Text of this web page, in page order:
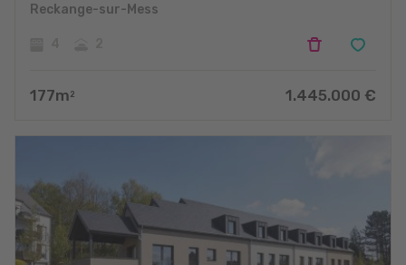
Reckange-sur-Mess
177m 2 1.445.000 €